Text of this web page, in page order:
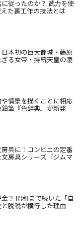
従ったのか？ 武力を使
た裏工作の技法とは
本初の巨大都城・藤原
る女帝・持統天皇の凄
情景を描くことに相応
筆『色辞典』が新発
具に！コンビニの定番
房具シリーズ『ジムマ
？ 昭和まで続いた「自
脱税が横行した理由